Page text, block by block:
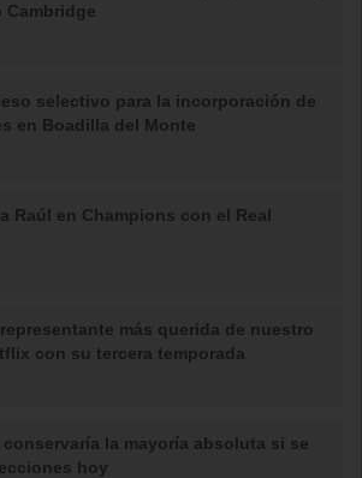
Cambridge
selectivo para la incorporación de
en Boadilla del Monte
Raúl en Champions con el Real
más querida de nuestro
con su tercera temporada
conservaría la mayoría absoluta si se
hoy